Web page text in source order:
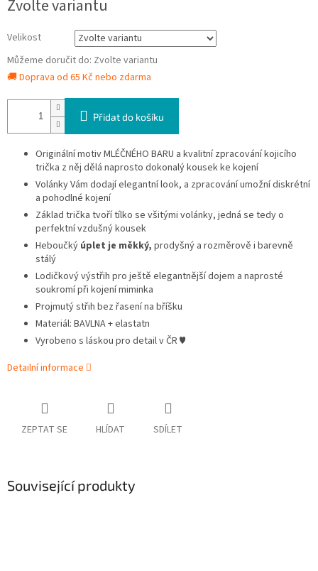
cena:
Zvolte variantu
Velikost
Můžeme doručit do: Zvolte variantu
🚚 Doprava od 65 Kč nebo zdarma
Přidat do košíku
Originální motiv MLÉČNÉHO BARU a kvalitní zpracování kojicího
trička z něj dělá naprosto dokonalý kousek ke kojení
Volánky Vám dodají elegantní look, a zpracování umožní diskrétní
a pohodlné kojení
Základ trička tvoří tílko se všitými volánky, jedná se tedy o
perfektní vzdušný kousek
Heboučký úplet je měkký, prodyšný a rozměrově i barevně
stálý
Lodičkový výstřih pro ještě elegantnější dojem a naprosté
soukromí při kojení miminka
Projmutý střih bez řasení na bříšku
Materiál: BAVLNA + elastatn
Vyrobeno s láskou pro detail v ČR ♥
Detailní informace
ZEPTAT SE HLÍDAT SDÍLET
Související produkty